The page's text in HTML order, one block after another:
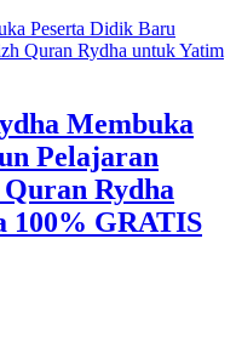
Membuka
Pelajaran
Quran Rydha
100% GRATIS